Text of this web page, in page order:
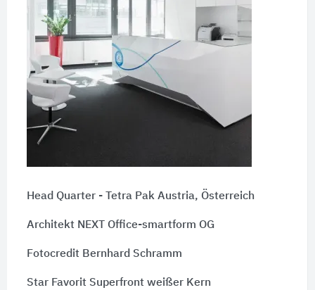
Head Quarter - Tetra Pak Austria, Österreich
Architekt NEXT Office-smartform OG
Fotocredit Bernhard Schramm
Star Favorit Superfront weißer Kern